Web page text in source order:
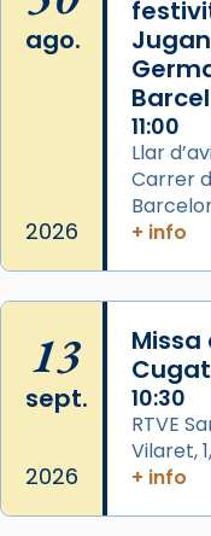
2 weeks ago
Aquest dilluns,
missa d’acció
comitè
del Sant Pare
L’arquebisbe
Josep Omella,
concelebrat el
Mons. David
📸 Dr. G. Simón
View on Facebook ·
ago.
2026
11:00
Llar
Carrer
+ info
13
sept.
2026
Missa
10:30
RTVE
Vilaret,
+ info